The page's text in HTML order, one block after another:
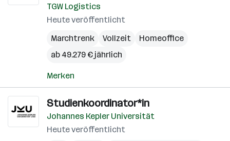
TGW Logistics
Heute veröffentlicht
Marchtrenk
Vollzeit
Homeoffice
ab 49.279 € jährlich
Merken
Studienkoordinator*in
Johannes Kepler Universität
Heute veröffentlicht